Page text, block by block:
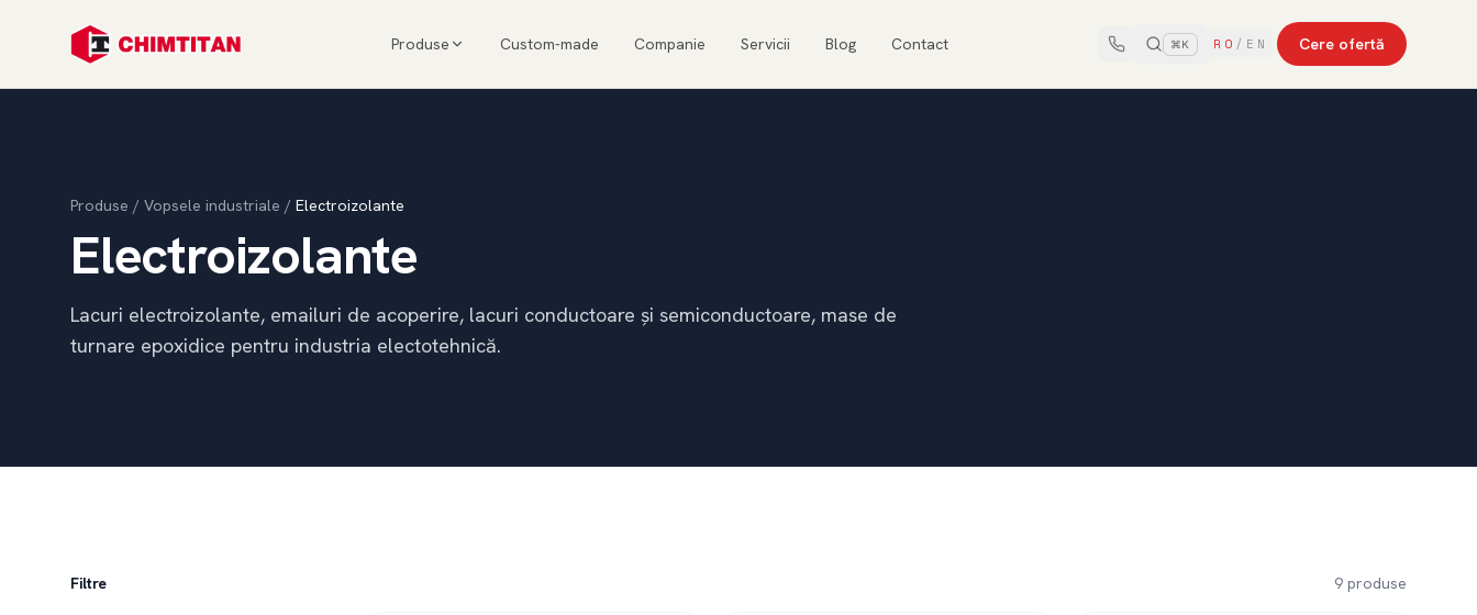
Produse Custom-made Companie Servicii Blog Contact ⌘K RO / EN Cere ofertă
Produse / Vopsele industriale / Electroizolante
Electroizolante
Lacuri electroizolante, emailuri de acoperire, lacuri conductoare și semiconductoare, mase de
turnare epoxidice pentru industria electotehnică.
Filtre 9 produse